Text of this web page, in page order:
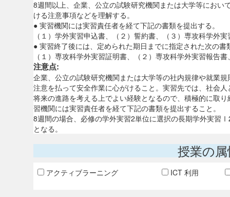
8週間以上、企業、公立の試験研究機関または大学等にお
ける注意事項などを理解する。
● 実習機関には実習責任者を経て下記の書類を提出する。
（１）学外実習申込書、（２）誓約書、（３）専攻科学外
● 実習終了後には、定められた期日までに指定された次の
（１）専攻科学外実習証明書、（２）専攻科学外実習報告
注意点:
企業、公立の試験研究機関または大学等の社内規律や就業
注意を払って安全作業に心がけること。実習先では、社会
将来の進路を考える上でよい経験となるので、積極的に取
習機関には実習責任者を経て下記の書類を提出すること。
8週間の場合、必修の学外実習2単位に選択の長期学外実
となる。
授業の
アクティブラーニング ICT 利用